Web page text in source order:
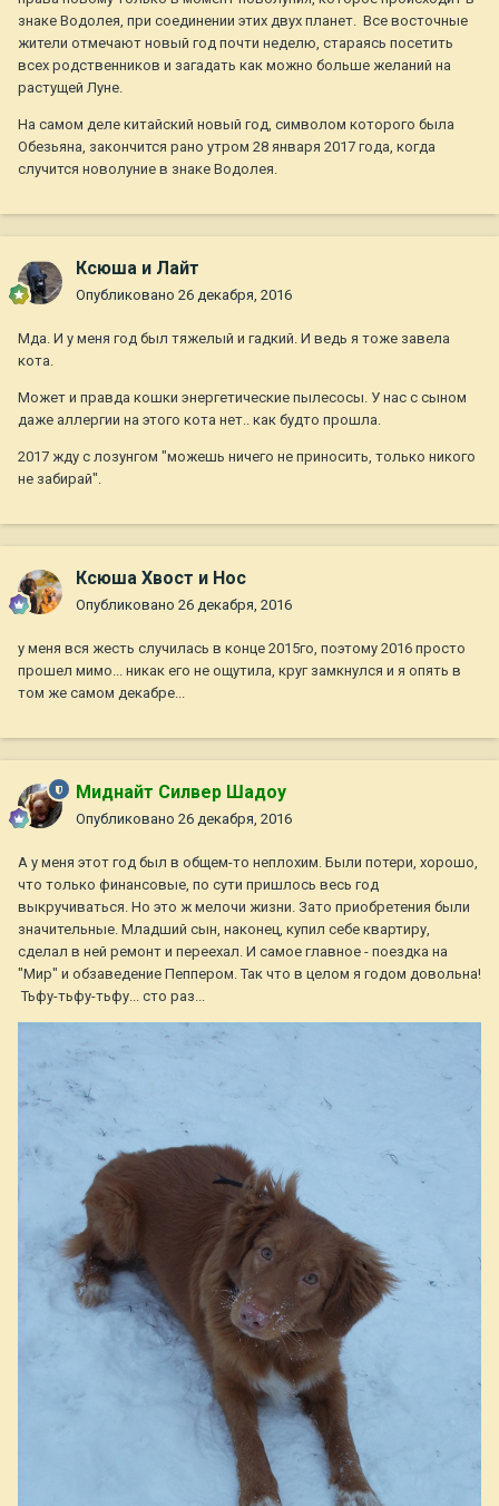
знаке Водолея, при соединении этих двух планет. Все восточные
жители отмечают новый год почти неделю, стараясь посетить
всех родственников и загадать как можно больше желаний на
растущей Луне.
На самом деле китайский новый год, символом которого была
Обезьяна, закончится рано утром 28 января 2017 года, когда
случится новолуние в знаке Водолея.
Ксюша и Лайт
Опубликовано 26 декабря, 2016
Мда. И у меня год был тяжелый и гадкий. И ведь я тоже завела
кота.
Может и правда кошки энергетические пылесосы. У нас с сыном
даже аллергии на этого кота нет.. как будто прошла.
2017 жду с лозунгом "можешь ничего не приносить, только никого
не забирай".
Ксюша Хвост и Нос
Опубликовано 26 декабря, 2016
у меня вся жесть случилась в конце 2015го, поэтому 2016 просто
прошел мимо... никак его не ощутила, круг замкнулся и я опять в
том же самом декабре...
Миднайт Силвер Шадоу
Опубликовано 26 декабря, 2016
А у меня этот год был в общем-то неплохим. Были потери, хорошо,
что только финансовые, по сути пришлось весь год
выкручиваться. Но это ж мелочи жизни. Зато приобретения были
значительные. Младший сын, наконец, купил себе квартиру,
сделал в ней ремонт и переехал. И самое главное - поездка на
"Мир" и обзаведение Пеппером. Так что в целом я годом довольна!
Тьфу-тьфу-тьфу... сто раз...